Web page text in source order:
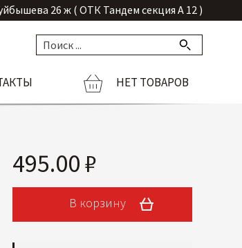
26 ж ( ОТК Тандем секция А 12 )
НЕТ ТОВАРОВ
495.00 ₽
В корзину